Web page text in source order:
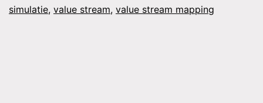
simulatie, value stream, value stream mapping